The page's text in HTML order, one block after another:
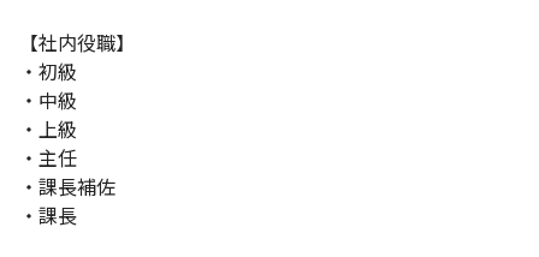
【社内役職】
・初級
・中級
・上級
・主任
・課長補佐
・課長